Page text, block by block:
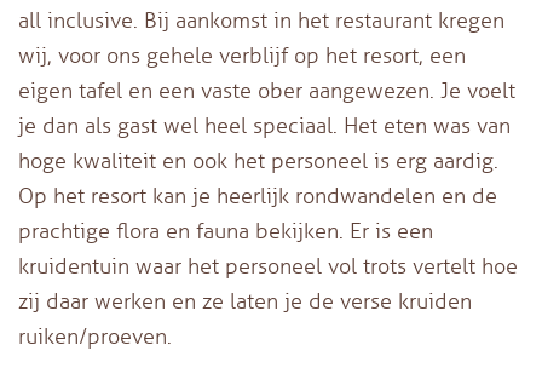
all inclusive. Bij aankomst in het restaurant kregen
wij, voor ons gehele verblijf op het resort, een
eigen tafel en een vaste ober aangewezen. Je voelt
je dan als gast wel heel speciaal. Het eten was van
hoge kwaliteit en ook het personeel is erg aardig.
Op het resort kan je heerlijk rondwandelen en de
prachtige flora en fauna bekijken. Er is een
kruidentuin waar het personeel vol trots vertelt hoe
zij daar werken en ze laten je de verse kruiden
ruiken/proeven.